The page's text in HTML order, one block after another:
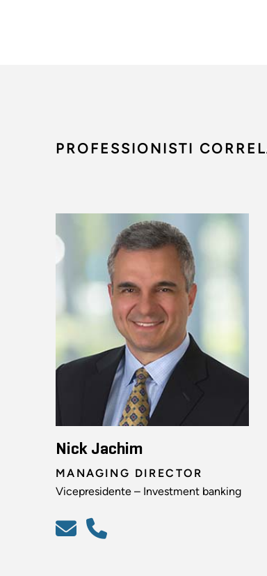
PROFESSIONISTI
Nick Jachim
MANAGING DIRECTOR
Vicepresidente – Investment banking